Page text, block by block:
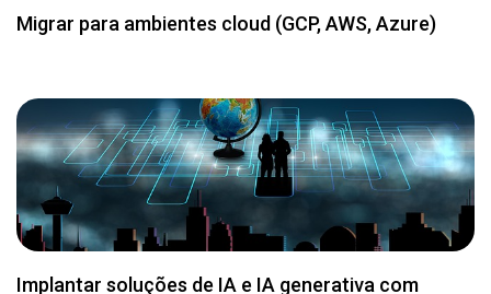
Melhorar performance e governança de dados